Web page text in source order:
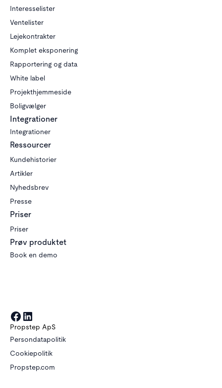
Interesselister
Ventelister
Lejekontrakter
Komplet eksponering
Rapportering og data
White label
Projekthjemmeside
Boligvælger
Integrationer
Integrationer
Ressourcer
Kundehistorier
Artikler
Nyhedsbrev
Presse
Priser
Priser
Prøv produktet
Book en demo
Propstep ApS
Persondatapolitik
Cookiepolitik
Propstep.com